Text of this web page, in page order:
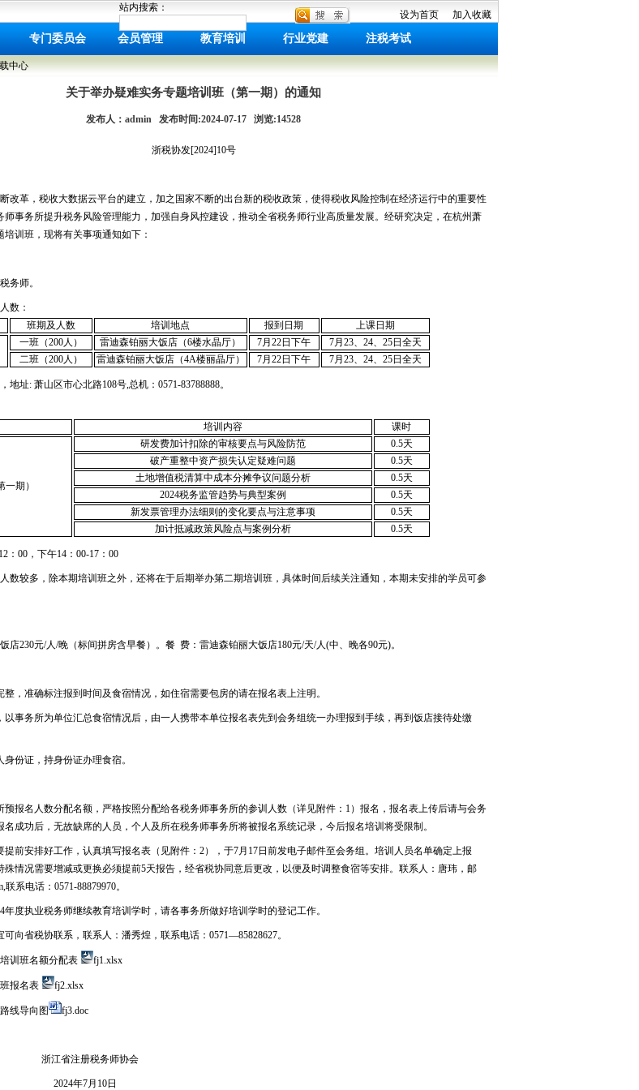
站内搜索：
设为首页 加入收藏
专门委员会 会员管理 教育培训 行业党建 注税考试
中心
关于举办疑难实务专题培训班（第一期）的通知
发布人：admin 发布时间:2024-07-17 浏览:14528
浙税协发[2024]10号
改革，税收大数据云平台的建立，加之国家不断的出台新的税收政策，使得税收风险控制在经济运行中的重要性
师事务所提升税务风险管理能力，加强自身风控建设，推动全省税务师行业高质量发展。经研究决定，在杭州萧
训班，现将有关事项通知如下：
务师。
数：
班期及人数 培训地点 报到日期 上课日期
一班（200人） 雷迪森铂丽大饭店（6楼水晶厅） 7月22日下午
7月23、24、25日全天
二班（200人）
雷迪森铂丽大饭店（4A楼丽晶厅） 7月22日下午 7月23、24、25日全天
地址: 萧山区市心北路108号,总机：0571-83788888。
培训内容 课时
期）
研发费加计扣除的审核要点与风险防范
0.5天
破产重整中资产损失认定疑难问题
0.5天
土地增值税清算中成本分摊争议问题分析
0.5天
2024税务监管趋势与典型案例
0.5天
新发票管理办法细则的变化要点与注意事项
0.5天
加计抵减政策风险点与案例分析
0.5天
：00，下午14：00-17：00
数较多，除本期培训班之外，还将在于后期举办第二期培训班，具体时间后续关注通知，本期未安排的学员可参
店230元/人/晚（标间拼房含早餐）。餐 费：雷迪森铂丽大饭店180元/天/人(中、晚各90元)。
整，准确标注报到时间及食宿情况，如住宿需要包房的请在报名表上注明。
以事务所为单位汇总食宿情况后，由一人携带本单位报名表先到会务组统一办理报到手续，再到饭店接待处缴
份证，持身份证办理食宿。
预报名人数分配名额，严格按照分配给各税务师事务所的参训人数（详见附件：1）报名，报名表上传后请与会务
成功后，无故缺席的人员，个人及所在税务师事务所将被报名系统记录，今后报名培训将受限制。
提前安排好工作，认真填写报名表（见附件：2），于7月17日前发电子邮件至会务组。培训人员名单确定上报
殊情况需要增减或更换必须提前5天报告，经省税协同意后更改，以便及时调整食宿等安排。联系人：唐玮，邮
联系电话：0571-88879970。
年度执业税务师继续教育培训学时，请各事务所做好培训学时的登记工作。
向省税协联系，联系人：潘秀煌，联系电话：0571—85828627。
训班名额分配表 fj1.xlsx
报名表 fj2.xlsx
线导向图 fj3.doc
税务师协会
月10日